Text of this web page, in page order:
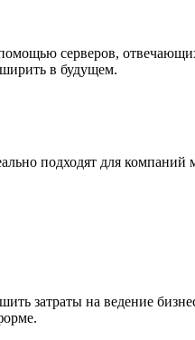
серверов,
в будущем.
подходят для
затраты на ведение